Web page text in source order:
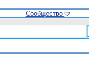
Сообщество